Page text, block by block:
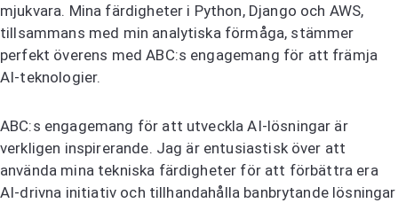
mjukvara. Mina färdigheter i Python, Django och AWS,
tillsammans med min analytiska förmåga, stämmer
perfekt överens med ABC:s engagemang för att främja
AI-teknologier.
ABC:s engagemang för att utveckla AI-lösningar är
verkligen inspirerande. Jag är entusiastisk över att
använda mina tekniska färdigheter för att förbättra era
AI-drivna initiativ och tillhandahålla banbrytande lösningar